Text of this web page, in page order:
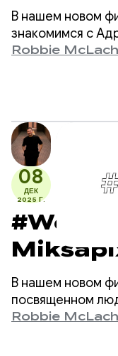
общаться
В нашем новом
знакомимся с
Это трио
Robbie
08
ДЕК
2025 Г.
знакомит
миру с
В нашем новом
посвященном
и играми в
Robbie